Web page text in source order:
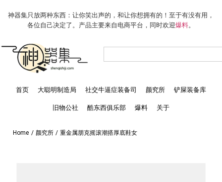
神器集只放两种东西：让你笑出声的，和让你想拥有的！至于有没有用，
各位自己决定了。产品主要来自电商平台，同时欢迎爆料。
首页 大聪明制造局 社交牛逼症装备司 颜究所 铲屎装备库
旧物公社 酷东西俱乐部 爆料 关于
Home / 颜究所 / 重金属朋克摇滚潮搭厚底鞋女